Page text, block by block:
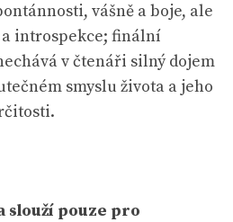
vášně a boje, ale
introspekce; finální
v čtenáři silný dojem
smyslu života a jeho
slouží pouze pro